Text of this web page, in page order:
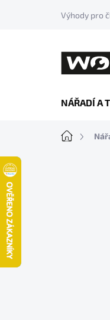
Výhody pro
NÁŘADÍ A
Domů